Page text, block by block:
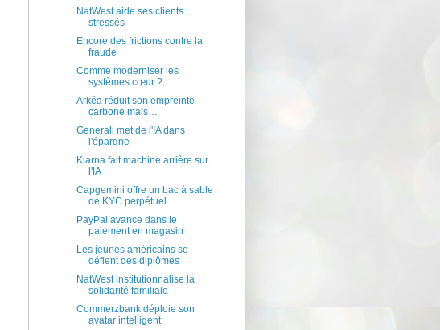
NatWest aide ses clients
stressés
Encore des frictions contre la
fraude
Comme moderniser les
systèmes cœur ?
Arkéa réduit son empreinte
carbone mais…
Generali met de l'IA dans
l'épargne
Klarna fait machine arrière sur
l'IA
Capgemini offre un bac à sable
de KYC perpétuel
PayPal avance dans le
paiement en magasin
Les jeunes américains se
défient des diplômes
NatWest institutionnalise la
solidarité familiale
Commerzbank déploie son
avatar intelligent